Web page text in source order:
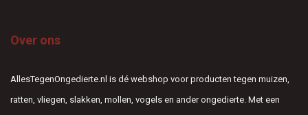
Over ons
AllesTegenOngedierte.nl is dé webshop voor producten tegen muizen,
ratten, vliegen, slakken, mollen, vogels en ander ongedierte. Met een